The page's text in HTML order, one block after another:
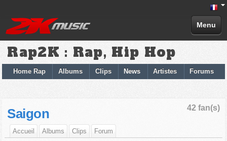
Menu
Rap2K : Rap, Hip Hop
Home Rap Albums Clips News Artistes Forums
42 fan(s)
Saigon
Accueil Albums Clips Forum